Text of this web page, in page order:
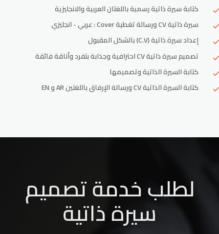
كتابة سيرة ذاتية رسمية باللغتان العربية والانجليزية
سيرة ذاتية CV ورسالة تغطية Cover : عربي - انجليزي
إعداد سيرة ذاتية (C.V) بالشكل المقبول
تصميم سيرة ذاتية CV احترافية وجذابة بتفرد وأناقة فائقة
كتابة السيرة الذاتية وتصميمها
كتابة السيرة الذاتية CV ورسالة الإرفاق باللغتين AR و EN
لطلب خدمة تصميم
سيرة ذاتية